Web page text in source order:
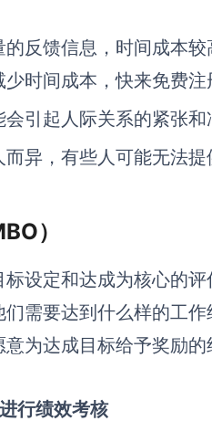
反馈信息，时间成本
少时间成本，快来免费注
引起人际关系的紧张和
异，有些人可能无法提
）
设定和达成为核心的
们需要达到什么样的工
为达成目标给予奖励的
行绩效考核